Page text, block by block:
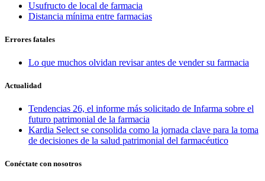
Usufructo de local de farmacia
Distancia mínima entre farmacias
Errores fatales
Lo que muchos olvidan revisar antes de vender su farmacia
Actualidad
Tendencias 26, el informe más solicitado de Infarma sobre el
futuro patrimonial de la farmacia
Kardia Select se consolida como la jornada clave para la toma
de decisiones de la salud patrimonial del farmacéutico
Conéctate con nosotros